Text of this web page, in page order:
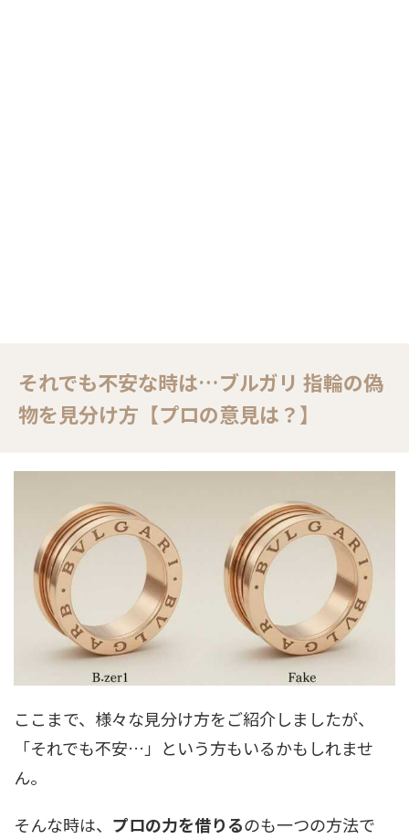
それでも不安な時は…ブルガリ 指輪の偽
物を見分け方【プロの意見は？】
ここまで、様々な見分け方をご紹介しましたが、
「それでも不安…」という方もいるかもしれませ
ん。
そんな時は、 プロの力を借りるのも一つの方法で